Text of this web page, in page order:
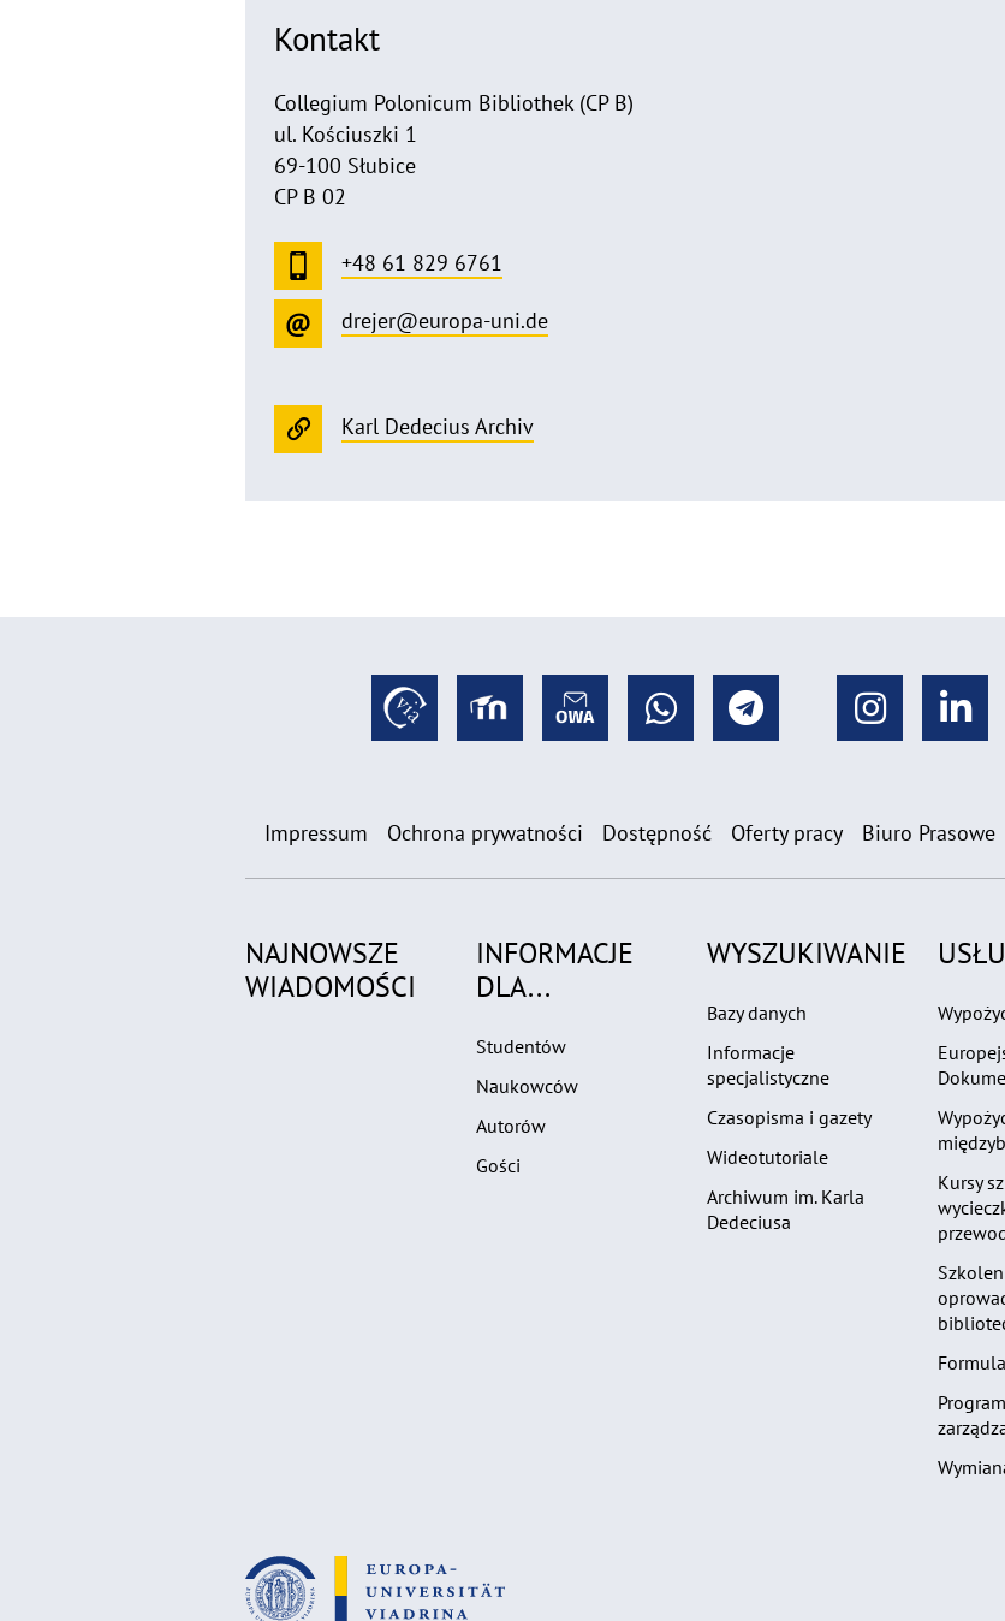
Kontakt
Collegium Polonicum Bibliothek (CP B)
ul. Kościuszki 1
69-100 Słubice
CP B 02
+48 61 829 6761
drejer@europa-uni.de
Karl Dedecius Archiv
Impressum Ochrona prywatności Dostępność Oferty pracy Biuro Prasowe
NAJNOWSZE
WIADOMOŚCI
INFORMACJE
DLA...
Studentów
Naukowców
Autorów
Gości
WYSZUKIWANIE
Bazy danych
Informacje
specjalistyczne
Czasopisma i gazety
Wideotutoriale
Archiwum im. Karla
Dedeciusa
Kursy